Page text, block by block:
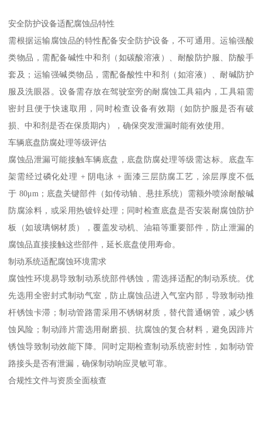
安全防护设备适配腐蚀品特性​
需根据运输腐蚀品的特性配备安全防护设备，不可通用。运输强酸
类物品，需配备碱性中和剂（如碳酸溶液）、耐酸防护服、防酸手
套及；运输强碱类物品，需配备酸性中和剂（如溶液）、耐碱防护
服及洗眼器。设备需存放在驾驶室旁的耐腐蚀工具箱内，工具箱需
密封且便于快速取用，同时检查设备有效期（如防护服是否有破
损、中和剂是否在保质期内），确保突发泄漏时能有效使用。​
车辆底盘防腐处理等级评估​
腐蚀品泄漏可能接触车辆底盘，底盘防腐处理等级需达标。底盘车
架需经过磷化处理 + 阴电泳 + 面漆三层防腐工艺，涂层厚度不低
于 80μm；底盘关键部件（如传动轴、悬挂系统）需额外喷涂耐酸碱
防腐涂料，或采用热镀锌处理；同时检查底盘是否安装耐腐蚀防护
板（如玻璃钢材质），覆盖发动机、油箱等重要部件，防止泄漏的
腐蚀品直接接触这些部件，延长底盘使用寿命。​
制动系统适配腐蚀环境需求​
腐蚀性环境易导致制动系统部件锈蚀，需选择适配的制动系统。优
先选用全密封式制动气室，防止腐蚀品进入气室内部，导致制动推
杆锈蚀卡滞；制动管路需采用不锈钢材质，替代普通钢管，减少锈
蚀风险；制动蹄片需选用耐磨损、抗腐蚀的复合材料，避免因蹄片
锈蚀导致制动效能下降。同时定期检查制动系统密封性，如制动管
路接头是否有泄漏，确保制动响应灵敏可靠。​
合规性文件与资质全面核查​